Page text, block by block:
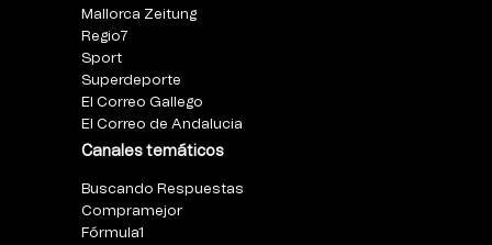
Mallorca Zeitung
Regio7
Sport
Superdeporte
El Correo Gallego
El Correo de Andalucia
Canales temáticos
Buscando Respuestas
Compramejor
Fórmula1